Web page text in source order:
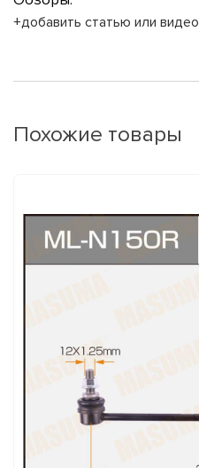
+добавить статью или видео
Похожие товары